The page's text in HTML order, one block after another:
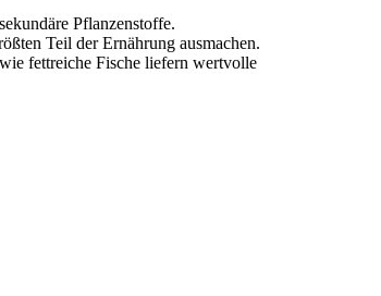
Pflanzenstoffe.
Teil der Ernährung ausmachen.
fettreiche Fische liefern wertvolle